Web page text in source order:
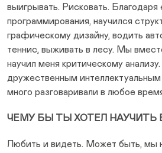
выигрывать. Рисковать. Благодаря
программирования, научился
графическому дизайну, водить
теннис, выживать в лесу. Мы
научил меня критическому
дружественным
много разговаривали в любое
ЧЕМУ БЫ ТЫ ХОТЕЛ НАУЧИТЬ
Любить и видеть. Может быть, мы